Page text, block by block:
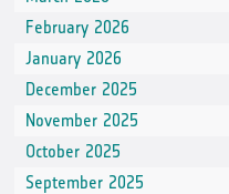
February 2026
January 2026
December 2025
November 2025
October 2025
September 2025